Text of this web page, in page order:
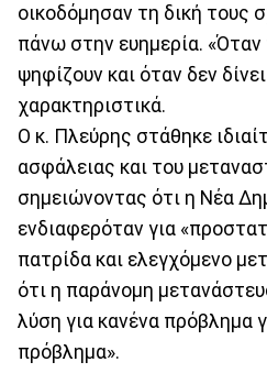
οικοδόμησαν τη δική τους
πάνω στην ευημερία. «Όταν
ψηφίζουν και όταν δεν
χαρακτηριστικά.
Ο κ. Πλεύρης στάθηκε
ασφάλειας και του
σημειώνοντας ότι η Νέα
ενδιαφερόταν για
πατρίδα και ελεγχόμενο
ότι η παράνομη
λύση για κανένα πρόβλημα
πρόβλημα».